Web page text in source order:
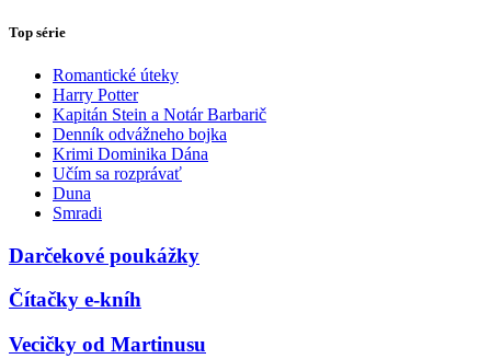
Top série
Romantické úteky
Harry Potter
Kapitán Stein a Notár Barbarič
Denník odvážneho bojka
Krimi Dominika Dána
Učím sa rozprávať
Duna
Smradi
Darčekové poukážky
Čítačky e-kníh
Vecičky od Martinusu